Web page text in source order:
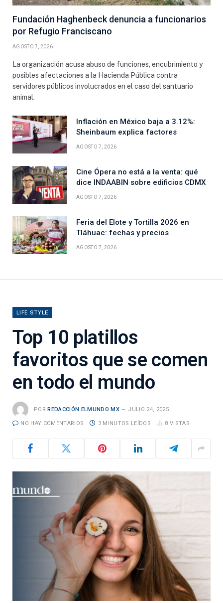
Fundación Haghenbeck denuncia a funcionarios
por Refugio Franciscano
AGOSTO 7, 2026
La organización acusa abuso de funciones, encubrimiento y
posibles afectaciones a la Hacienda Pública contra
servidores públicos involucrados en el caso del santuario
animal.
Inflación en México baja a 3.12%:
Sheinbaum explica factores
AGOSTO 7, 2026
Cine Ópera no está a la venta: qué
dice INDAABIN sobre edificios CDMX
AGOSTO 7, 2026
Feria del Elote y Tortilla 2026 en
Tláhuac: fechas y precios
AGOSTO 7, 2026
LIFE STYLE
Top 10 platillos
favoritos que se comen
en todo el mundo
POR REDACCIÓN ELMUNDO MX JULIO 24, 2025
NO HAY COMENTARIOS 3 MINUTOS LEÍDOS 8 VISTAS